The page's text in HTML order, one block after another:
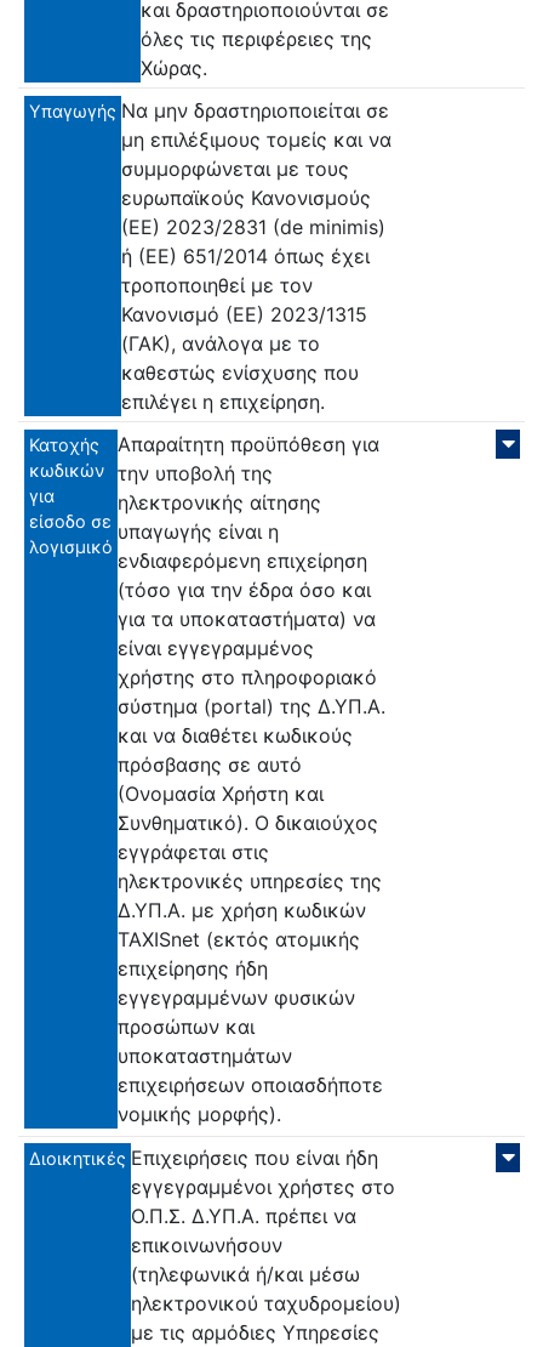
και δραστηριοποιούνται σε
όλες τις περιφέρειες της
Χώρας.
Υπαγωγής Να μην δραστηριοποιείται σε
μη επιλέξιμους τομείς και να
συμμορφώνεται με τους
ευρωπαϊκούς Κανονισμούς
(ΕΕ) 2023/2831 (de minimis)
ή (ΕΕ) 651/2014 όπως έχει
τροποποιηθεί με τον
Κανονισμό (ΕΕ) 2023/1315
(ΓΑΚ), ανάλογα με το
καθεστώς ενίσχυσης που
επιλέγει η επιχείρηση.
Κατοχής
κωδικών
για
είσοδο σε
λογισμικό
Απαραίτητη προϋπόθεση για
την υποβολή της
ηλεκτρονικής αίτησης
υπαγωγής είναι η
ενδιαφερόμενη επιχείρηση
(τόσο για την έδρα όσο και
για τα υποκαταστήματα) να
είναι εγγεγραμμένος
χρήστης στο πληροφοριακό
σύστημα (portal) της Δ.ΥΠ.Α.
και να διαθέτει κωδικούς
πρόσβασης σε αυτό
(Ονομασία Χρήστη και
Συνθηματικό). Ο δικαιούχος
εγγράφεται στις
ηλεκτρονικές υπηρεσίες της
Δ.ΥΠ.Α. με χρήση κωδικών
TAXISnet (εκτός ατομικής
επιχείρησης ήδη
εγγεγραμμένων φυσικών
προσώπων και
υποκαταστημάτων
επιχειρήσεων οποιασδήποτε
νομικής μορφής).
Διοικητικές Επιχειρήσεις που είναι ήδη
εγγεγραμμένοι χρήστες στο
Ο.Π.Σ. Δ.ΥΠ.Α. πρέπει να
επικοινωνήσουν
(τηλεφωνικά ή/και μέσω
ηλεκτρονικού ταχυδρομείου)
με τις αρμόδιες Υπηρεσίες